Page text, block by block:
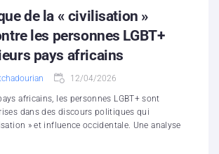
de la « civilisation »
les personnes LGBT+
pays africains
12/04/2026
africains, les personnes LGBT+ sont
dans des discours politiques qui
» et influence occidentale. Une analyse